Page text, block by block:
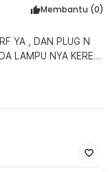
Membantu (0)
YA , DAN PLUG N
LAMPU NYA KEREN